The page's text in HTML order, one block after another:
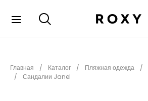
НОВИНКИ
Главная Каталог Пляжная одежда
Сандалии Janel